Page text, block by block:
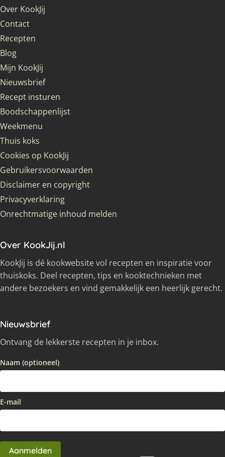
Over KookJij
Contact
Recepten
Blog
Mijn KookJij
Nieuwsbrief
Recept insturen
Boodschappenlijst
Weekmenu
Thuis koks
Cookies op KookJij
Gebruikersvoorwaarden
Disclaimer en copyright
Privacyverklaring
Onrechtmatige inhoud melden
Over KookJij.nl
KookJij is dé kookwebsite vol recepten en inspiratie voor
thuiskoks. Deel recepten, tips en kooktechnieken met
andere bezoekers en vind gemakkelijk een heerlijk gerecht.
Nieuwsbrief
Ontvang de lekkerste recepten in je inbox.
Naam (optioneel)
E-mail
Aanmelden